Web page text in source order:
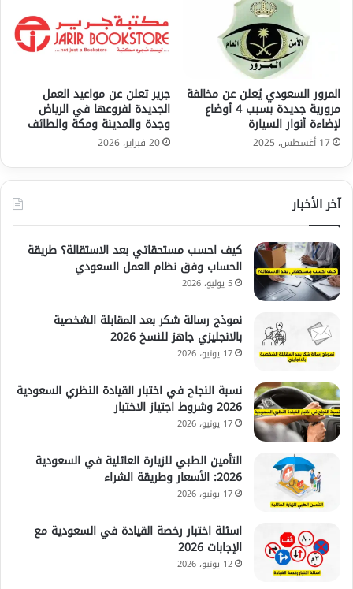
المرور السعودي يُعلن عن مخالفة
مرورية جديدة بسبب 4 أوضاع
لإضاءة أنوار السيارة
17 أغسطس، 2025
جرير تعلن عن مواعيد العمل
الجديدة لفروعها في الرياض
وجدة والمدينة ومكة والطائف
20 فبراير، 2026
آخر الأخبار
كيف احسب مستحقاتي بعد الاستقالة؟ طريقة
الحساب وفق نظام العمل السعودي
5 يوليو، 2026
نموذج رسالة شكر بعد المقابلة الشخصية
بالانجليزي جاهز للنسخ 2026
17 يونيو، 2026
نسبة النجاح في اختبار القيادة النظري السعودية
2026 وشروط اجتياز الاختبار
17 يونيو، 2026
التأمين الطبي للزيارة العائلية في السعودية
2026: الأسعار وطريقة الشراء
17 يونيو، 2026
اسئلة اختبار رخصة القيادة في السعودية مع
الإجابات 2026
12 يونيو، 2026